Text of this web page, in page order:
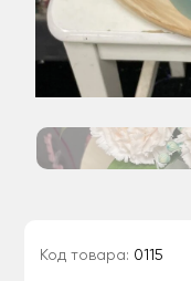
Код товара: 0115